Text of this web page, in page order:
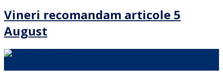
Vineri recomandam articole 5
August